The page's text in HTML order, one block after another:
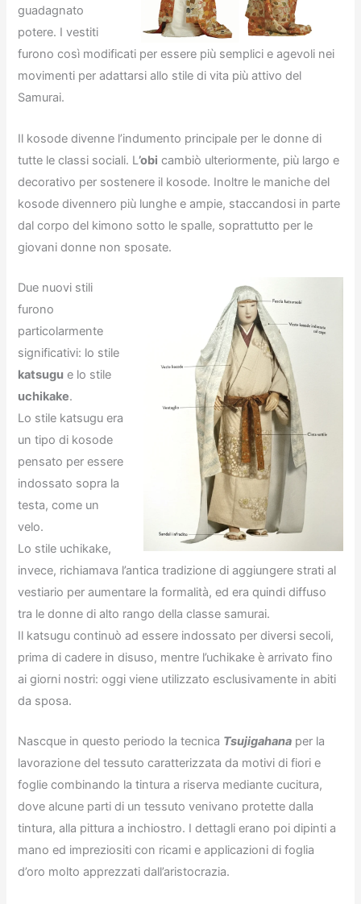
guadagnato
potere. I vestiti
furono così modificati per essere più semplici e agevoli nei
movimenti per adattarsi allo stile di vita più attivo del
Samurai.
Il kosode divenne l’indumento principale per le donne di
tutte le classi sociali. L’obi cambiò ulteriormente, più largo e
decorativo per sostenere il kosode. Inoltre le maniche del
kosode divennero più lunghe e ampie, staccandosi in parte
dal corpo del kimono sotto le spalle, soprattutto per le
giovani donne non sposate.
Due nuovi stili
furono
particolarmente
significativi: lo stile
katsugu e lo stile
uchikake.
Lo stile katsugu era
un tipo di kosode
pensato per essere
indossato sopra la
testa, come un
velo.
Lo stile uchikake,
invece, richiamava l’antica tradizione di aggiungere strati al
vestiario per aumentare la formalità, ed era quindi diffuso
tra le donne di alto rango della classe samurai.
Il katsugu continuò ad essere indossato per diversi secoli,
prima di cadere in disuso, mentre l’uchikake è arrivato fino
ai giorni nostri: oggi viene utilizzato esclusivamente in abiti
da sposa.
Nascque in questo periodo la tecnica Tsujigahana per la
lavorazione del tessuto caratterizzata da motivi di fiori e
foglie combinando la tintura a riserva mediante cucitura,
dove alcune parti di un tessuto venivano protette dalla
tintura, alla pittura a inchiostro. I dettagli erano poi dipinti a
mano ed impreziositi con ricami e applicazioni di foglia
d’oro molto apprezzati dall’aristocrazia.